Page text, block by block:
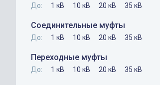
До: 1 кВ 10 кВ 20 кВ 35 кВ
Соединительные муфты
До: 1 кВ 10 кВ 20 кВ 35 кВ
Переходные муфты
До: 1 кВ 10 кВ 20 кВ 35 кВ